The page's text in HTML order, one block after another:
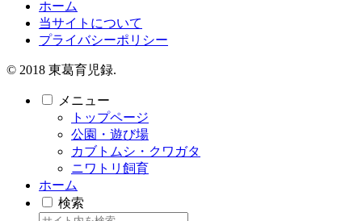
ホーム
当サイトについて
プライバシーポリシー
© 2018 東葛育児録.
メニュー
トップページ
公園・遊び場
カブトムシ・クワガタ
ニワトリ飼育
ホーム
検索